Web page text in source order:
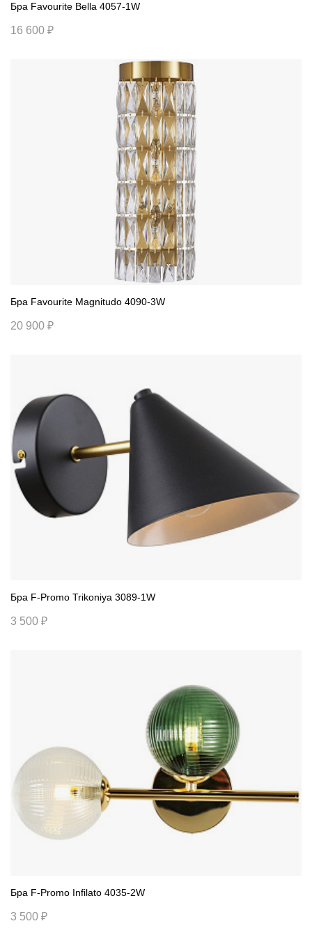
Бра Favourite Bella 4057-1W
16 600 ₽
Бра Favourite Magnitudo 4090-3W
20 900 ₽
Бра F-Promo Trikoniya 3089-1W
3 500 ₽
Бра F-Promo Infilato 4035-2W
3 500 ₽